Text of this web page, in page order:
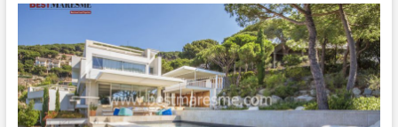
moderna
Cabrils
en
venta
!preciosas
vistas